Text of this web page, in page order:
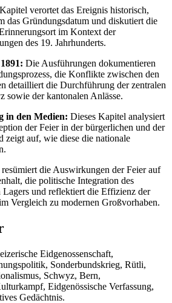
verortet das Ereignis historisch,
das Gründungsdatum und diskutiert die
im Kontext der
des 19. Jahrhunderts.
Die Ausführungen dokumentieren
die Konflikte zwischen den
detailliert die Durchführung der zentralen
sowie der kantonalen Anlässe.
in den Medien: Dieses Kapitel analysiert
der Feier in der bürgerlichen und der
zeigt auf, wie diese die nationale
die Auswirkungen der Feier auf
die politische Integration des
und reflektiert die Effizienz der
Vergleich zu modernen Großvorhaben.
Eidgenossenschaft,
Sonderbundskrieg, Rütli,
Schwyz, Bern,
Eidgenössische Verfassung,
Gedächtnis.